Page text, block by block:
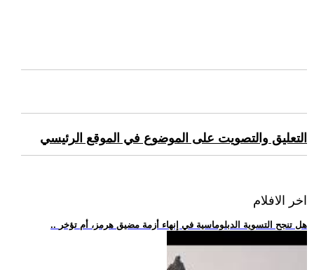
التعليق والتصويت على الموضوع في الموقع الرئيسي
اخر الافلام
.. هل تنجح التسوية الدبلوماسية في إنهاء أزمة مضيق هرمز، أم تؤخر